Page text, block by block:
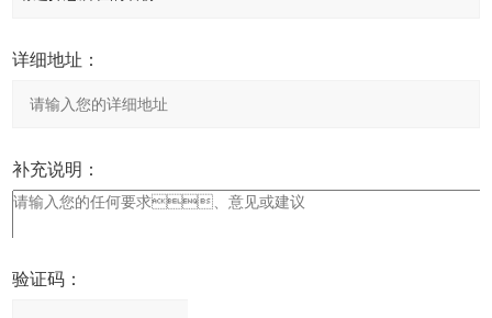
详细地址：
补充说明：
验证码：